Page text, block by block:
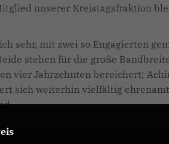
unserer Kreistagsfraktion
sehr, mit zwei so Engagierten
stehen für die große
vier Jahrzehnten bereichert;
sich weiterhin vielfältig